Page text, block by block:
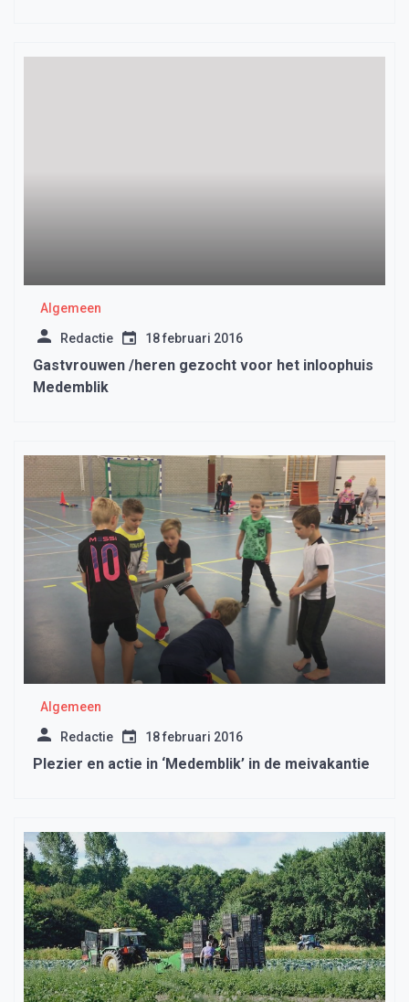
Algemeen
Redactie 18 februari 2016
Gastvrouwen /heren gezocht voor het inloophuis
Medemblik
Algemeen
Redactie 18 februari 2016
Plezier en actie in ‘Medemblik’ in de meivakantie